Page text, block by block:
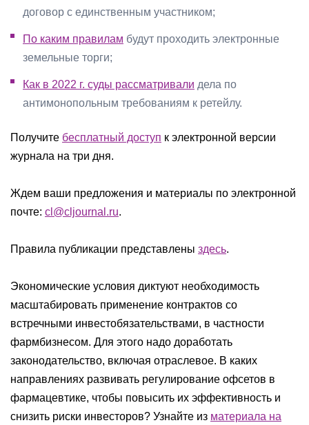
договор с единственным участником;
По каким правилам будут проходить электронные
земельные торги;
Как в 2022 г. суды рассматривали дела по
антимонопольным требованиям к ретейлу.
Получите бесплатный доступ к электронной версии
журнала на три дня.
Ждем ваши предложения и материалы по электронной
почте: cl@cljournal.ru.
Правила публикации представлены здесь.
Экономические условия диктуют необходимость
масштабировать применение контрактов со
встречными инвестобязательствами, в частности
фармбизнесом. Для этого надо доработать
законодательство, включая отраслевое. В каких
направлениях развивать регулирование офсетов в
фармацевтике, чтобы повысить их эффективность и
снизить риски инвесторов? Узнайте из материала на